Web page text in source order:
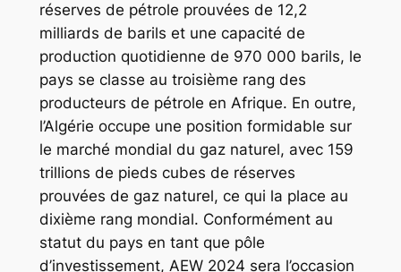
réserves de pétrole prouvées de 12,2
milliards de barils et une capacité de
production quotidienne de 970 000 barils, le
pays se classe au troisième rang des
producteurs de pétrole en Afrique. En outre,
l’Algérie occupe une position formidable sur
le marché mondial du gaz naturel, avec 159
trillions de pieds cubes de réserves
prouvées de gaz naturel, ce qui la place au
dixième rang mondial. Conformément au
statut du pays en tant que pôle
d’investissement, AEW 2024 sera l’occasion